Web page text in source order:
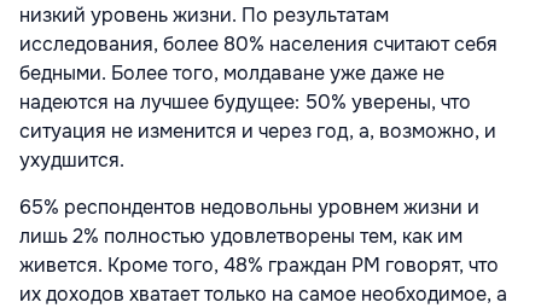
низкий уровень жизни. По результатам
исследования, более 80% населения считают себя
бедными. Более того, молдаване уже даже не
надеются на лучшее будущее: 50% уверены, что
ситуация не изменится и через год, а, возможно, и
ухудшится.
65% респондентов недовольны уровнем жизни и
лишь 2% полностью удовлетворены тем, как им
живется. Кроме того, 48% граждан РМ говорят, что
их доходов хватает только на самое необходимое, а